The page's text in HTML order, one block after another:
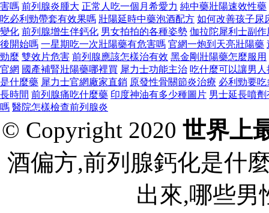
害嗎 前列腺炎腫大 正常人吃一個月希愛力 純中藥壯陽速效性藥
吃必利勁帶套有效果嗎 壯陽延時中藥泡酒配方 如何改善孩子尿
變化 前列腺增生伴鈣化 男女拍拍的各種姿勢 伽拉陀犀利士副作
後開始嗎 一星期吃一次壯陽藥有危害嗎 官網一炮到天亮壯陽藥
勁麼 雙效片危害 前列腺應該怎樣治有效 黑金剛壯陽藥怎麼服用
官網 國產補腎壯陽藥哪裡買 犀力士功能主治 吃什麼可以讓男人
是什麼藥 犀力士官網廠家直銷 原發性骨關節炎治療 必利勁要
長時間 前列腺痛吃什麼藥 印度神油有多少種圖片 男士延長噴劑
嗎 醫院怎樣檢查前列腺炎
© Copyright 2020 世界上
酒偏方,前列腺鈣化是什
出來,哪些男